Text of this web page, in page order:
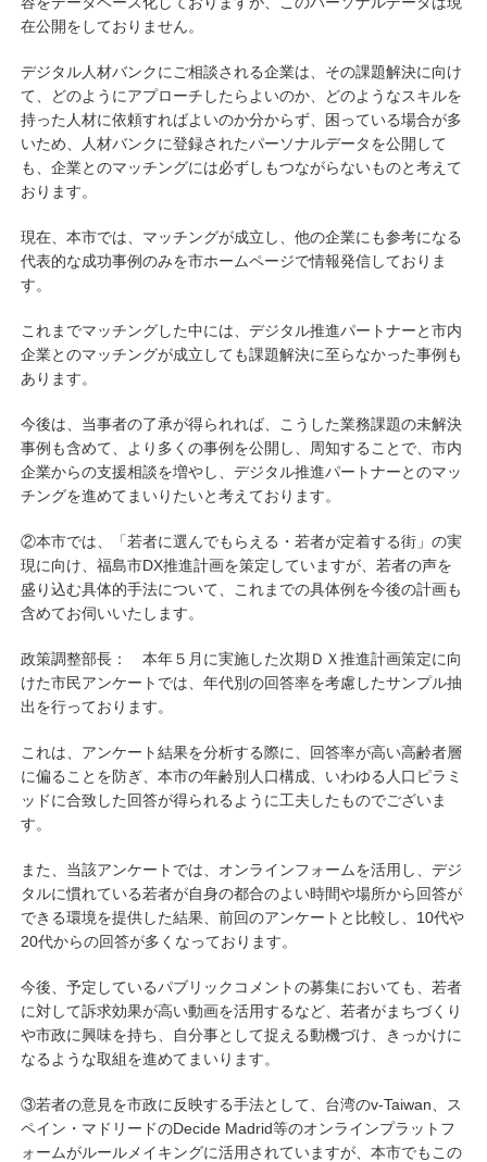
在公開をしておりません。
デジタル人材バンクにご相談される企業は、その課題解決に向け
て、どのようにアプローチしたらよいのか、どのようなスキルを
持った人材に依頼すればよいのか分からず、困っている場合が多
いため、人材バンクに登録されたパーソナルデータを公開して
も、企業とのマッチングには必ずしもつながらないものと考えて
おります。
現在、本市では、マッチングが成立し、他の企業にも参考になる
代表的な成功事例のみを市ホームページで情報発信しておりま
す。
これまでマッチングした中には、デジタル推進パートナーと市内
企業とのマッチングが成立しても課題解決に至らなかった事例も
あります。
今後は、当事者の了承が得られれば、こうした業務課題の未解決
事例も含めて、より多くの事例を公開し、周知することで、市内
企業からの支援相談を増やし、デジタル推進パートナーとのマッ
チングを進めてまいりたいと考えております。
②本市では、「若者に選んでもらえる・若者が定着する街」の実
現に向け、福島市DX推進計画を策定していますが、若者の声を
盛り込む具体的手法について、これまでの具体例を今後の計画も
含めてお伺いいたします。
政策調整部長： 本年５月に実施した次期ＤＸ推進計画策定に向
けた市民アンケートでは、年代別の回答率を考慮したサンプル抽
出を行っております。
これは、アンケート結果を分析する際に、回答率が高い高齢者層
に偏ることを防ぎ、本市の年齢別人口構成、いわゆる人口ピラミ
ッドに合致した回答が得られるように工夫したものでございま
す。
また、当該アンケートでは、オンラインフォームを活用し、デジ
タルに慣れている若者が自身の都合のよい時間や場所から回答が
できる環境を提供した結果、前回のアンケートと比較し、10代や
20代からの回答が多くなっております。
今後、予定しているパブリックコメントの募集においても、若者
に対して訴求効果が高い動画を活用するなど、若者がまちづくり
や市政に興味を持ち、自分事として捉える動機づけ、きっかけに
なるような取組を進めてまいります。
③若者の意見を市政に反映する手法として、台湾のv-Taiwan、ス
ペイン・マドリードのDecide Madrid等のオンラインプラットフ
ォームがルールメイキングに活用されていますが、本市でもこの